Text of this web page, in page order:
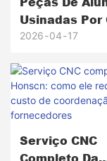
Usinadas Por
Para Carros
Motor A
De Alto
Desempenho.
2026 04 17
Serviço CNC